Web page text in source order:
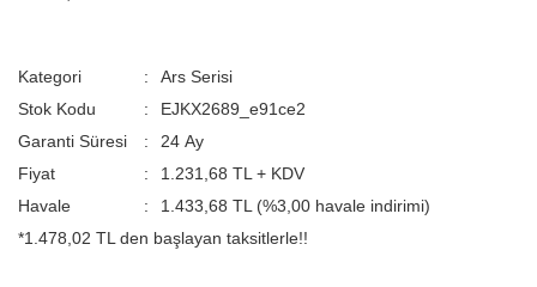
Kategori
Ars Serisi
Stok Kodu
EJKX2689_e91ce2
Garanti Süresi
24 Ay
Fiyat
1.231,68 TL + KDV
Havale
1.433,68 TL (%3,00 havale indirimi)
*1.478,02 TL den başlayan taksitlerle!!